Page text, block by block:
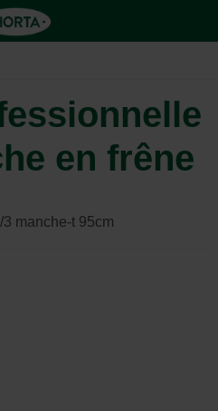
en frêne
manche-t 95cm